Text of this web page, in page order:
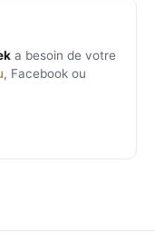
a besoin de votre
, Facebook ou